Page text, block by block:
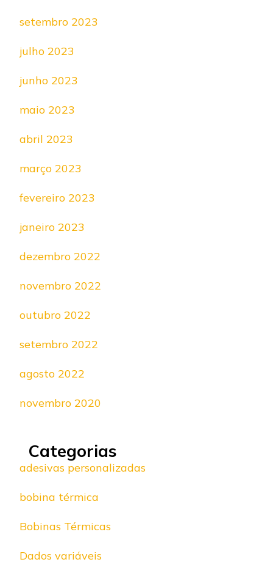
setembro 2023
julho 2023
junho 2023
maio 2023
abril 2023
março 2023
fevereiro 2023
janeiro 2023
dezembro 2022
novembro 2022
outubro 2022
setembro 2022
agosto 2022
novembro 2020
Categorias
adesivas personalizadas
bobina térmica
Bobinas Térmicas
Dados variáveis